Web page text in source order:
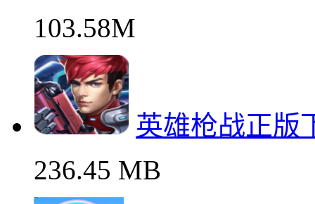
103.58M
英雄枪战正版
236.45 MB